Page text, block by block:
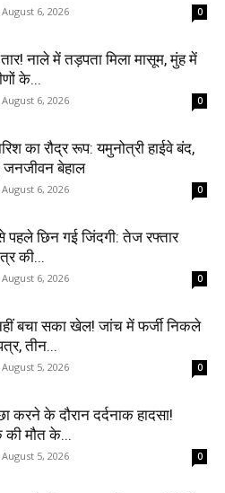
August 6, 2026 0
नाले में तड़पता मिला मासूम, मुंह में
के...
August 6, 2026 0
का रौद्र रूप: यमुनोत्री हाईवे बंद,
बेहाल
August 6, 2026 0
छिन गई जिंदगी: तेज रफ्तार
की...
August 6, 2026 0
बचा सका खेल! जांच में फर्जी निकले
तीन...
August 5, 2026 0
करने के दौरान दर्दनाक हादसा!
मौत के...
August 5, 2026 0